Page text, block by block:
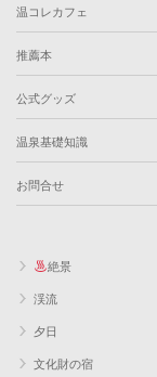
温コレカフェ
推薦本
公式グッズ
温泉基礎知識
お問合せ
絶景
渓流
夕日
文化財の宿